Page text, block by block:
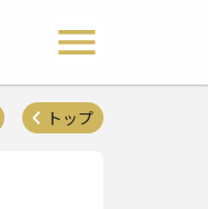
トップ